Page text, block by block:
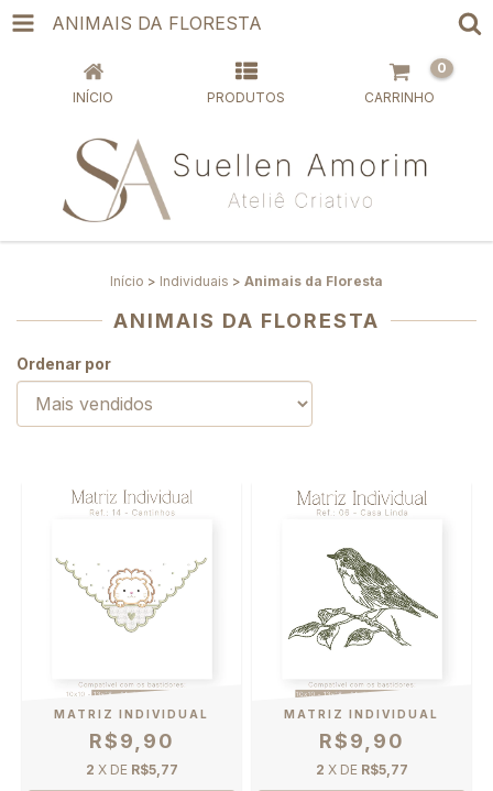
ANIMAIS DA FLORESTA
INÍCIO PRODUTOS CARRINHO
0
Início > Individuais > Animais da Floresta
ANIMAIS DA FLORESTA
Ordenar por
MATRIZ INDIVIDUAL
R$9,90
2 X DE R$5,77
MATRIZ INDIVIDUAL
R$9,90
2 X DE R$5,77